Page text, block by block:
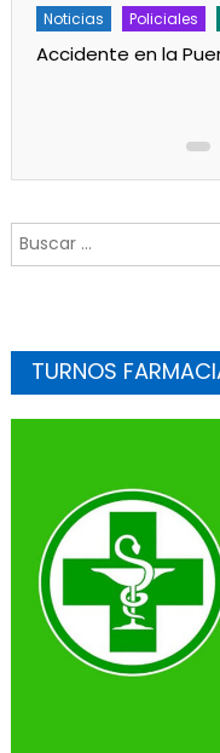
Policiales Principal
Un partido de fútbol
Buscar:
TURNOS